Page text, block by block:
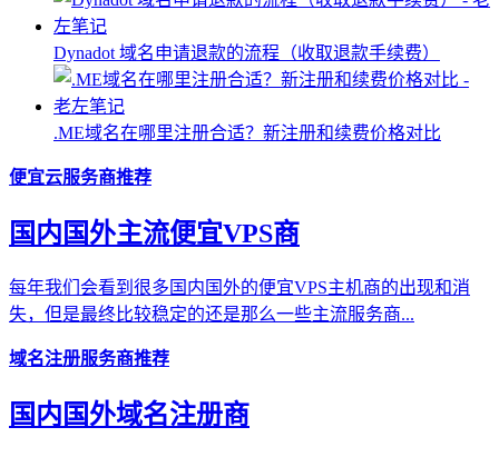
Dynadot 域名申请退款的流程（收取退款手续费）
.ME域名在哪里注册合适？新注册和续费价格对比
便宜云服务商推荐
国内国外主流便宜VPS商
每年我们会看到很多国内国外的便宜VPS主机商的出现和消
失，但是最终比较稳定的还是那么一些主流服务商...
域名注册服务商推荐
国内国外域名注册商